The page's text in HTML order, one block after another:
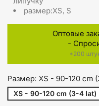
размер:XS, S
Оптовые
-
*200
Размер: XS - 90-120 cm
XS - 90-120 cm (3-4 lat)